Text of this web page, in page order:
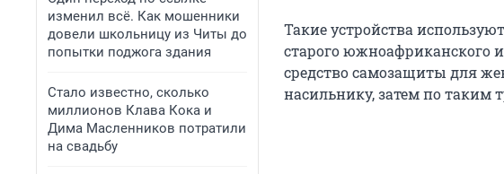
изменил всё. Как мошенники
довели школьницу из Читы до
попытки поджога здания
Стало известно, сколько
миллионов Клава Кока и
Дима Масленников потратили
на свадьбу
Такие устройства
старого южноафриканского
средство самозащиты для
насильнику, затем по